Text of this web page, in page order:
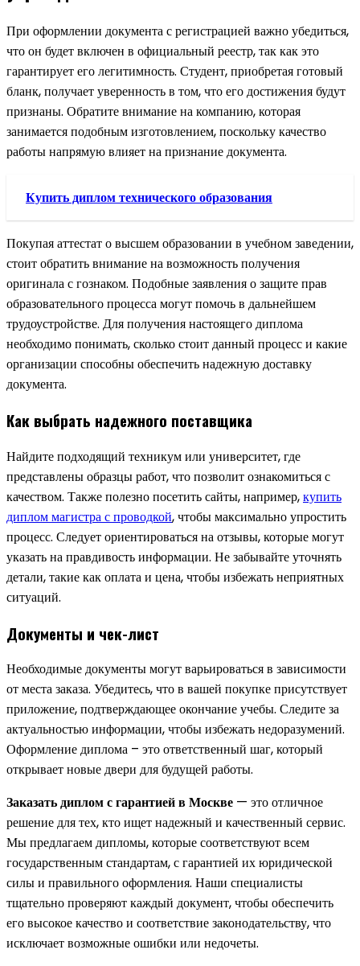
При оформлении документа с регистрацией важно убедиться,
что он будет включен в официальный реестр, так как это
гарантирует его легитимность. Студент, приобретая готовый
бланк, получает уверенность в том, что его достижения будут
признаны. Обратите внимание на компанию, которая
занимается подобным изготовлением, поскольку качество
работы напрямую влияет на признание документа.
Купить диплом технического образования
Покупая аттестат о высшем образовании в учебном заведении,
стоит обратить внимание на возможность получения
оригинала с гознаком. Подобные заявления о защите прав
образовательного процесса могут помочь в дальнейшем
трудоустройстве. Для получения настоящего диплома
необходимо понимать, сколько стоит данный процесс и какие
организации способны обеспечить надежную доставку
документа.
Как выбрать надежного поставщика
Найдите подходящий техникум или университет, где
представлены образцы работ, что позволит ознакомиться с
качеством. Также полезно посетить сайты, например,купить
диплом магистра с проводкой, чтобы максимально упростить
процесс. Следует ориентироваться на отзывы, которые могут
указать на правдивость информации. Не забывайте уточнять
детали, такие как оплата и цена, чтобы избежать неприятных
ситуаций.
Документы и чек-лист
Необходимые документы могут варьироваться в зависимости
от места заказа. Убедитесь, что в вашей покупке присутствует
приложение, подтверждающее окончание учебы. Следите за
актуальностью информации, чтобы избежать недоразумений.
Оформление диплома – это ответственный шаг, который
открывает новые двери для будущей работы.
Заказать диплом с гарантией в Москве — это отличное
решение для тех, кто ищет надежный и качественный сервис.
Мы предлагаем дипломы, которые соответствуют всем
государственным стандартам, с гарантией их юридической
силы и правильного оформления. Наши специалисты
тщательно проверяют каждый документ, чтобы обеспечить
его высокое качество и соответствие законодательству, что
исключает возможные ошибки или недочеты.